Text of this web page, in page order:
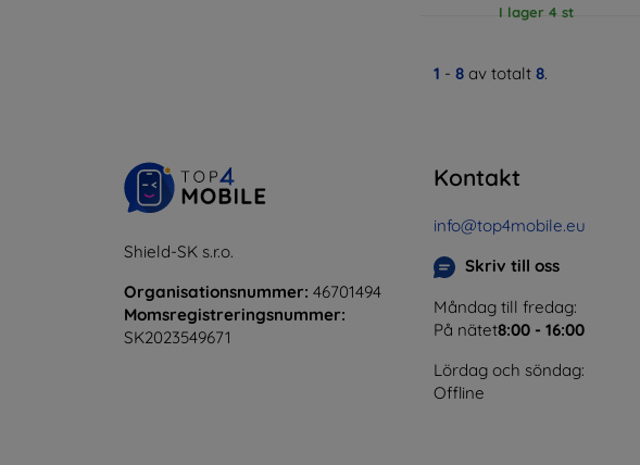
I lager 4 st
1 - 8 av totalt 8.
Shield-SK s.r.o.
Organisationsnummer: 46701494
Momsregistreringsnummer:
SK2023549671
Kontakt
info@top4mobile.eu
Skriv till oss
Måndag till fredag:
På nätet8:00 - 16:00
Lördag och söndag:
Offline